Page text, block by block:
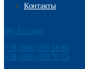
Контакты
My Account
+38 (098) 929 28 66
+38 (095) 859 70 73